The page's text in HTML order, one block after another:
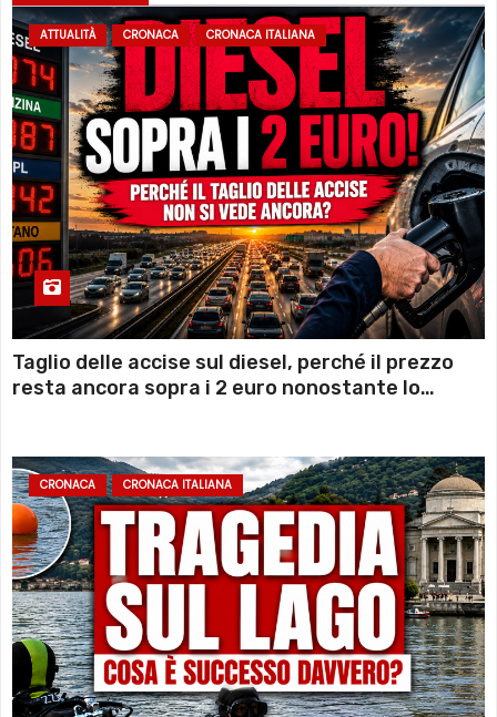
ATTUALITÀ CRONACA CRONACA ITALIANA
Taglio delle accise sul diesel, perché il prezzo
resta ancora sopra i 2 euro nonostante lo
CRONACA CRONACA ITALIANA